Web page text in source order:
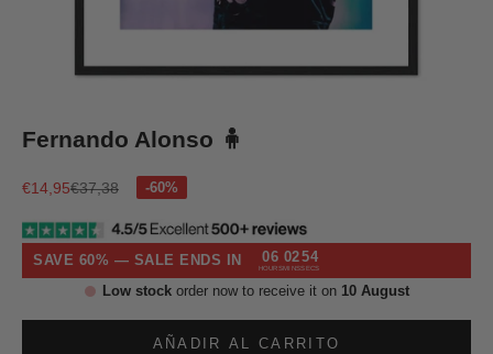
Fernando Alonso 🧍
Precio de oferta
€14,95Precio normal
€37,38
SAVE 60% — SALE ENDS IN 06
HOURS
02
MINS
53
SECS
Low stockorder now to receive it on 10 August
AÑADIR AL CARRITO